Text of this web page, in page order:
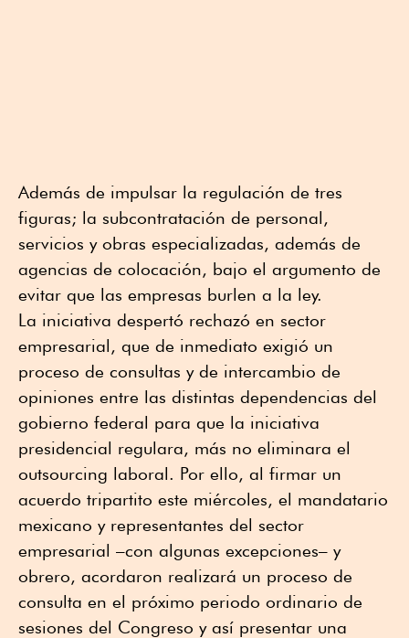
Además de impulsar la regulación de tres
figuras; la subcontratación de personal,
servicios y obras especializadas, además de
agencias de colocación, bajo el argumento de
evitar que las empresas burlen a la ley.
La iniciativa despertó rechazó en sector
empresarial, que de inmediato exigió un
proceso de consultas y de intercambio de
opiniones entre las distintas dependencias del
gobierno federal para que la iniciativa
presidencial regulara, más no eliminara el
outsourcing laboral. Por ello, al firmar un
acuerdo tripartito este miércoles, el mandatario
mexicano y representantes del sector
empresarial –con algunas excepciones– y
obrero, acordaron realizará un proceso de
consulta en el próximo periodo ordinario de
sesiones del Congreso y así presentar una